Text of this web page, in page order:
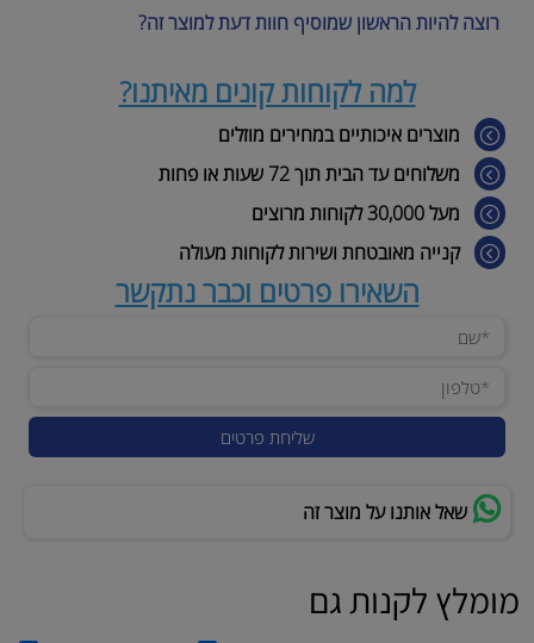
רוצה להיות הראשון שמוסיף חוות דעת למוצר זה?
למה לקוחות קונים מאיתנו?
מוצרים איכותיים במחירים מוזלים
משלוחים עד הבית תוך 72 שעות או פחות
מעל 30,000 לקוחות מרוצים
קנייה מאובטחת ושירות לקוחות מעולה
השאירו פרטים וכבר נתקשר
שאל אותנו על מוצר זה
מומלץ לקנות גם